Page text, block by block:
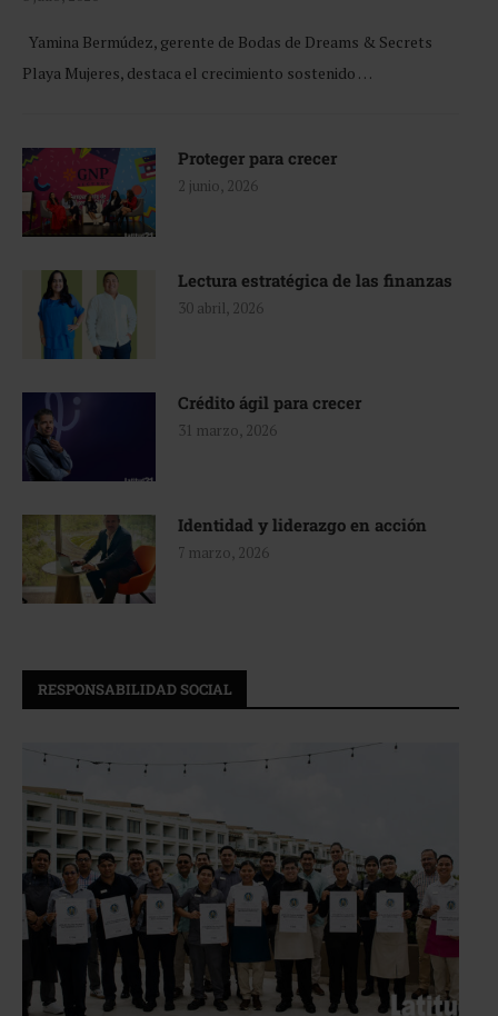
Yamina Bermúdez, gerente de Bodas de Dreams & Secrets
Playa Mujeres, destaca el crecimiento sostenido …
Proteger para crecer
2 junio, 2026
Lectura estratégica de las finanzas
30 abril, 2026
Crédito ágil para crecer
31 marzo, 2026
Identidad y liderazgo en acción
7 marzo, 2026
RESPONSABILIDAD SOCIAL